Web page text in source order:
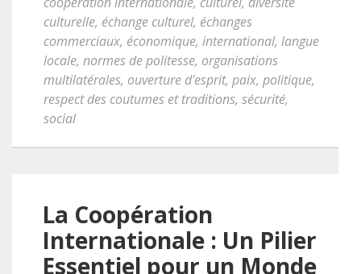
culturelle, échange culturel, échanges
commerciaux, économique, international, langue
locale, normes de politesse, organisations
multilatérales, ouverture d'esprit, paix, politique,
respect des coutumes et traditions, sécurité,
social
La Coopération
Internationale : Un Pilier
Essentiel pour un Monde